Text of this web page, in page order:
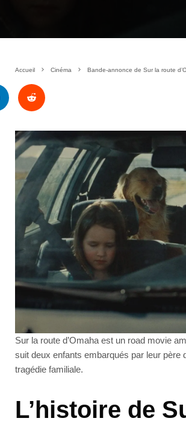
Accueil Cinéma Bande-annonce de Sur la route
Sur la route d’Omaha est un road movie
suit deux enfants embarqués par leur père
tragédie familiale.
L’histoire de